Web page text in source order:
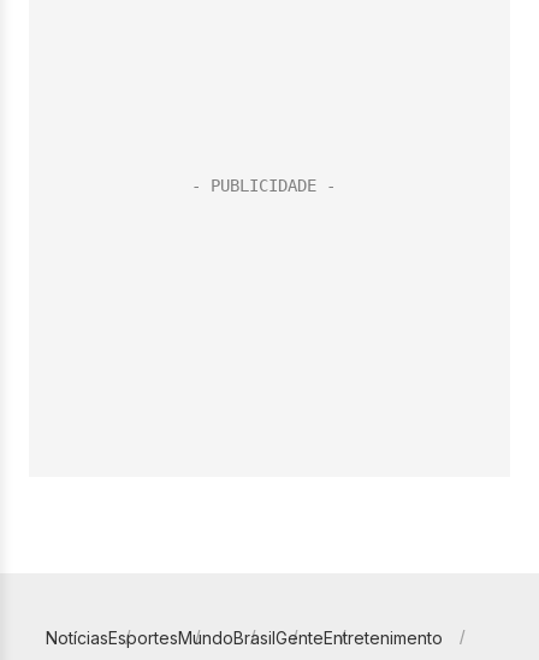
NotíciasEsportesMundoBrasilGenteEntretenimento